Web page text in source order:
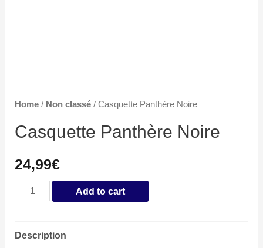
Home / Non classé / Casquette Panthère Noire
Casquette Panthère Noire
24,99€
Casquette
quantity
Add to cart
Description